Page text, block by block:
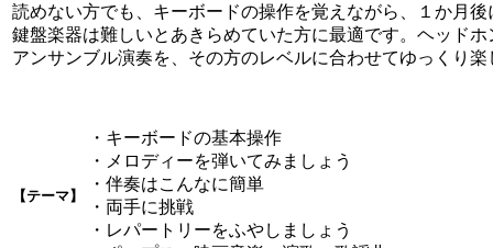
読めない方でも、キーボードの操作を覚えながら、１か月
鍵盤楽器は難しいとあきらめていた方に最適です。ヘッド
アンサンブル演奏を、その方のレベルに合わせてゆっくり楽
【テーマ】
・キーボードの基本操作
・メロディーを弾いてみましょう
・伴奏はこんなに簡単
・両手に挑戦
・レパートリーをふやしましょう